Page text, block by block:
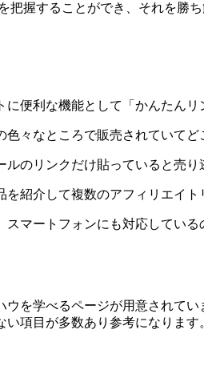
握することができ、それを勝
便利な機能として「かんたん
々なところで販売されていて
のリンクだけ貼っていると売
紹介して複数のアフィリエイ
マートフォンにも対応してい
を学べるページが用意されて
項目が多数あり参考になります